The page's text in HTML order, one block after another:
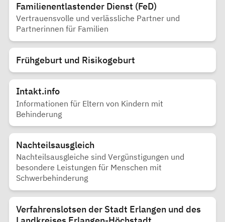
Familienentlastender Dienst (FeD)
Vertrauensvolle und verlässliche Partner und
Partnerinnen für Familien
Frühgeburt und Risikogeburt
Intakt.info
Informationen für Eltern von Kindern mit
Behinderung
Nachteilsausgleich
Nachteilsausgleiche sind Vergünstigungen und
besondere Leistungen für Menschen mit
Schwerbehinderung
Verfahrenslotsen der Stadt Erlangen und des